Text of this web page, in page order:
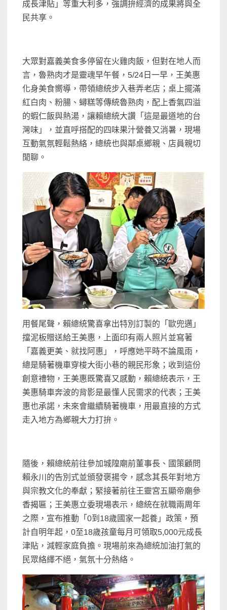
成長津貼」等重大利多，強調拚經濟的成果將與全
民共享。
大眾對嘉義美食多停留在火雞肉飯，但對在地人而
言，魯熟肉才是靈魂早午餐，5/24日一早，王美惠
化身美食嚮導，帶領總統步入巷弄老店；桌上擺滿
紅白肉、粉腸、蟳糕等傳統魯熟肉，配上香氣四溢
的蝦仁飯與熱湯，讓賴總統大讚「這是最道地的台
灣味」，並直呼搭配的四味果汁營養又消暑，現場
互動氣氛輕鬆熱絡，總統也與鄰桌鄉親、店員親切
閒聊。
用餐尾聲，賴總統驚喜拿出特別訂製的「歐兜邁」
擋泥板贈送給王美惠，上面印有兩人照片並寫著
「嘉義更美、就找阿惠」，呼應她平時不論風雨，
總是騎著機車穿梭大街小巷的親民形象；收到這份
創意禮物，王美惠既驚喜又感動，賴總統表示，王
美惠騎車奔波的背影是最懂人民需求的代表；王美
惠也承諾，未來會繼續騎著機車，用最直接的方式
走入地方為鄉親大力打拚。
隨後，賴總統前往參加城隍廟前董事長、國策顧問
賴永川的告別式並頒發褒揚令，感念其長年對地方
與宗教文化的奉獻；緊接著前往王靈宮五顯帝廟參
香揭匾；王美惠立委現場表示，總統在就職兩周年
之際，宣布推動「0到18歲國家一起養」政策，預
計自明年起，0至18歲孩童每月可領取5,000元成長
津貼，減輕家庭負擔。現場前來為總統加油打氣的
民眾絡繹不絕，氣氛十分熱絡。